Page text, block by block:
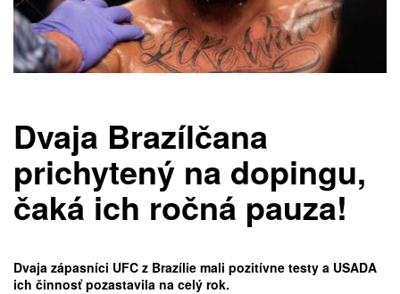
Dvaja Brazílčana
prichytený na dopingu,
čaká ich ročná pauza!
Dvaja zápasníci UFC z Brazílie mali pozitívne testy a USADA
ich činnosť pozastavila na celý rok.